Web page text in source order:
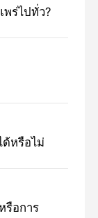
ร่ไปทั่ว?
ด้หรือไม่
รือการ